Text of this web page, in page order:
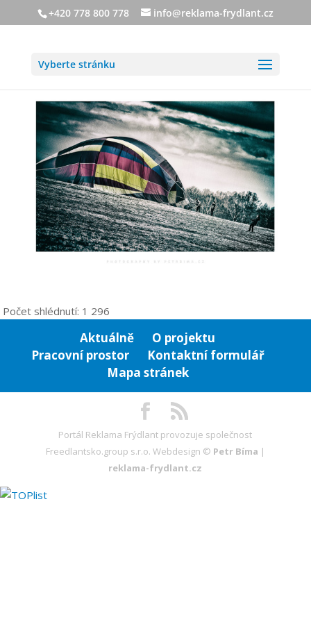
+420 778 800 778 info@reklama-frydlant.cz
Vyberte stránku
Počet shlédnutí: 1 296
Aktuálně
O projektu
Pracovní prostor
Kontaktní formulář
Mapa stránek
Portál Reklama Frýdlant provozuje společnost
Freedlantsko.group s.r.o. Webdesign © Petr Bíma |
reklama-frydlant.cz